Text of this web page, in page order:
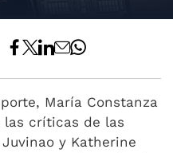
María Constanza
las críticas de las
y Katherine